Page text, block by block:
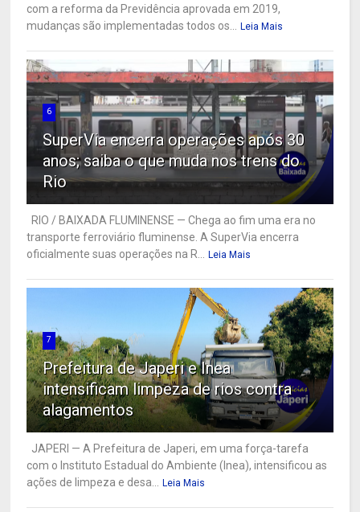
com a reforma da Previdência aprovada em 2019,
mudanças são implementadas todos os...
Leia Mais
6
SuperVia encerra operações após 30
anos; saiba o que muda nos trens do
Rio
RIO / BAIXADA FLUMINENSE — Chega ao fim uma era no
transporte ferroviário fluminense. A SuperVia encerra
oficialmente suas operações na R...
Leia Mais
7
Prefeitura de Japeri e Inea
intensificam limpeza de rios contra
alagamentos
JAPERI — A Prefeitura de Japeri, em uma força-tarefa
com o Instituto Estadual do Ambiente (Inea), intensificou as
ações de limpeza e desa...
Leia Mais